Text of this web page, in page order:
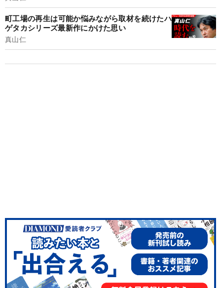
町工場の再生は可能か悩みながら取材を続けたハ
ゲタカシリーズ最新作にかけた思い
真山仁